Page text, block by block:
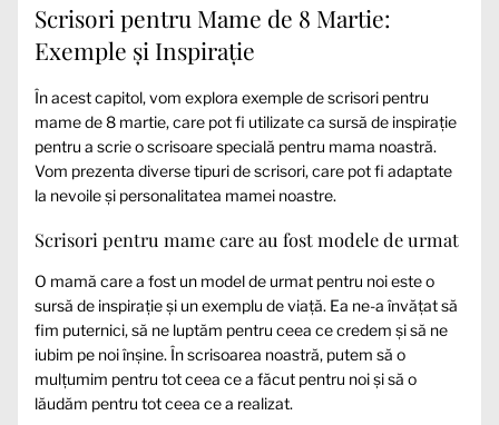
Scrisori pentru Mame de 8 Martie:
Exemple și Inspirație
În acest capitol, vom explora exemple de scrisori pentru
mame de 8 martie, care pot fi utilizate ca sursă de inspirație
pentru a scrie o scrisoare specială pentru mama noastră.
Vom prezenta diverse tipuri de scrisori, care pot fi adaptate
la nevoile și personalitatea mamei noastre.
Scrisori pentru mame care au fost modele de urmat
O mamă care a fost un model de urmat pentru noi este o
sursă de inspirație și un exemplu de viață. Ea ne-a învățat să
fim puternici, să ne luptăm pentru ceea ce credem și să ne
iubim pe noi înșine. În scrisoarea noastră, putem să o
mulțumim pentru tot ceea ce a făcut pentru noi și să o
lăudăm pentru tot ceea ce a realizat.